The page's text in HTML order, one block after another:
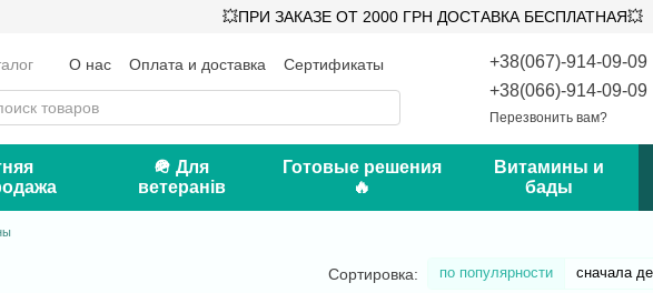
💥ПРИ ЗАКАЗЕ ОТ 2000 ГРН ДОСТАВКА БЕСПЛАТНАЯ💥
О нас Оплата и доставка
Сертификаты
о магазине
Контакты Блог
+38(067)-914-09-09
+38(066)-914-09-09
Перезвонить вам?
🪖 Для
ветеранів
Готовые решения
🔥
Витамины и
бады
Сортировка: по популярности сначала